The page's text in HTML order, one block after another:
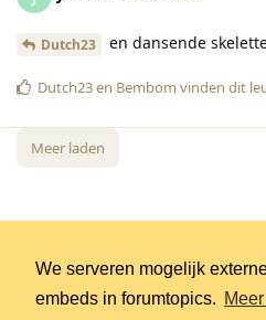
We serveren mogelijk
embeds in forumtopics.
Dutch23 en dansende
Dutch23en Bembom vinden dit
Meer laden